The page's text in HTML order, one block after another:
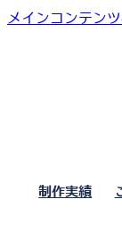
メインコンテン
制作実績